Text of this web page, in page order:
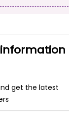
get the latest